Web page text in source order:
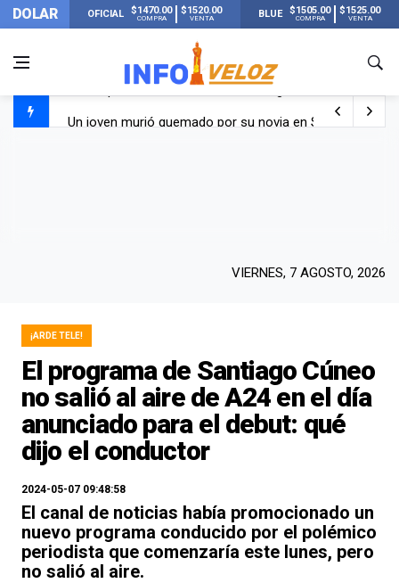
DOLAR OFICIAL $1470.00
COMPRA
$1520.00
VENTA BLUE $1505.00
COMPRA
$1525.00
VENTA
Un joven murió quemado por su novia en San Luis:
VIERNES, 7 AGOSTO, 2026
¡ARDE TELE!
El programa de Santiago Cúneo
no salió al aire de A24 en el día
anunciado para el debut: qué
dijo el conductor
2024-05-07 09:48:58
El canal de noticias había promocionado un
nuevo programa conducido por el polémico
periodista que comenzaría este lunes, pero
no salió al aire.